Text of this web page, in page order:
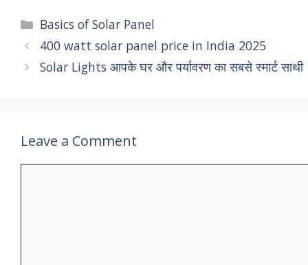
Categories
Basics of Solar Panel
400 watt solar panel price in India 2025
Solar Lights आपके घर और पर्यावरण का सबसे स्मार्ट साथी
Leave a Comment